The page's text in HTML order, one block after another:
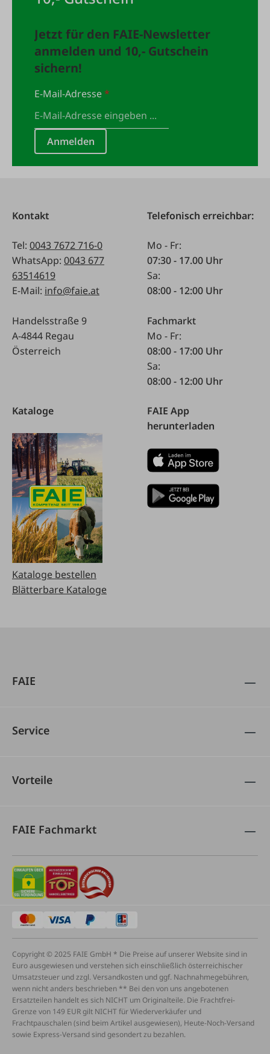
Jetzt für den FAIE-Newsletter
anmelden und 10,- Gutschein
sichern!
E-Mail-Adresse*
Anmelden
Kontakt
Tel: 0043 7672 716-0
WhatsApp: 0043 677
63514619
E-Mail: info@faie.at
Handelsstraße 9
A-4844 Regau
Österreich
Telefonisch erreichbar:
Mo - Fr:
07:30 - 17.00 Uhr
Sa:
08:00 - 12:00 Uhr
Fachmarkt
Mo - Fr:
08:00 - 17:00 Uhr
Sa:
08:00 - 12:00 Uhr
Kataloge
Kataloge bestellen
Blätterbare Kataloge
FAIE App
herunterladen
FAIE
Service
Vorteile
FAIE Fachmarkt
Copyright © 2025 FAIE GmbH * Die Preise auf unserer Website sind in
Euro ausgewiesen und verstehen sich einschließlich österreichischer
Umsatzsteuer und zzgl. Versandkosten und ggf. Nachnahmegebühren,
wenn nicht anders beschrieben ** Bei den von uns angebotenen
Ersatzteilen handelt es sich NICHT um Originalteile. Die Frachtfrei-
Grenze von 149 EUR gilt NICHT für Wiederverkäufer und
Frachtpauschalen (sind beim Artikel ausgewiesen), Heute-Noch-Versand
sowie Express-Versand sind gesondert zu bezahlen.